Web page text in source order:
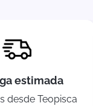
estimada
desde Teopisca